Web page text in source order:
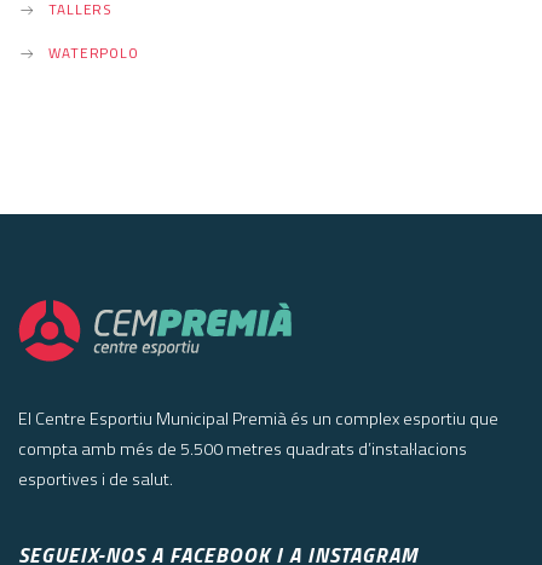
TALLERS
WATERPOLO
El Centre Esportiu Municipal Premià és un complex esportiu que
compta amb més de 5.500 metres quadrats d’instal·lacions
esportives i de salut.
SEGUEIX-NOS A FACEBOOK I A INSTAGRAM